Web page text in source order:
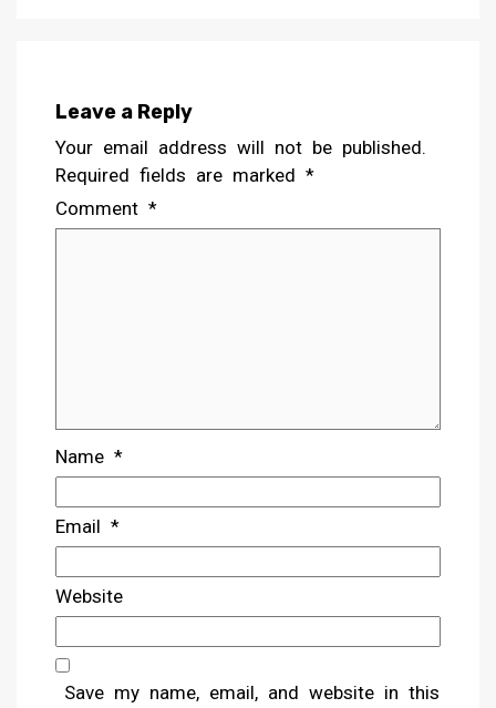
Leave a Reply
Your email address will not be published.
Required fields are marked *
Comment *
Name *
Email *
Website
Save my name, email, and website in this